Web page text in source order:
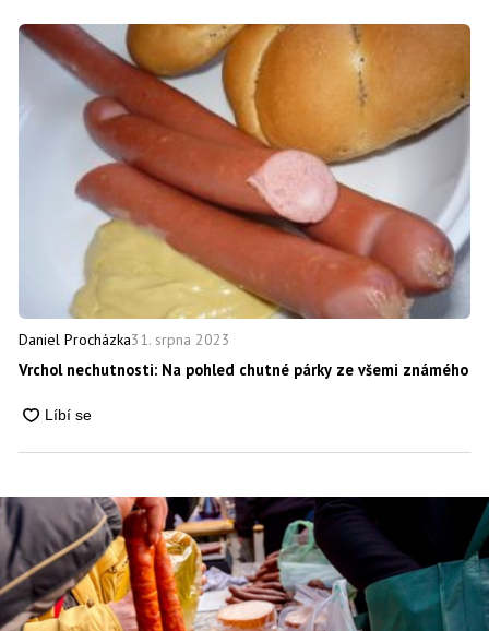
Daniel Procházka31. srpna 2023
Vrchol nechutnosti: Na pohled chutné párky ze všemi